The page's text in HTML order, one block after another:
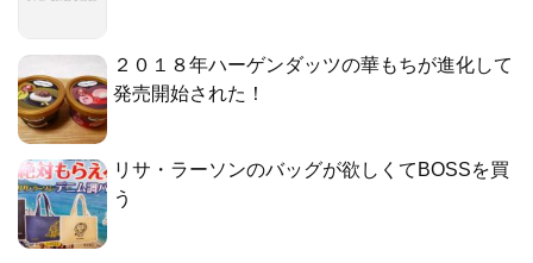
２０１８年ハーゲンダッツの華もちが進化して
発売開始された！
リサ・ラーソンのバッグが欲しくてBOSSを買
う